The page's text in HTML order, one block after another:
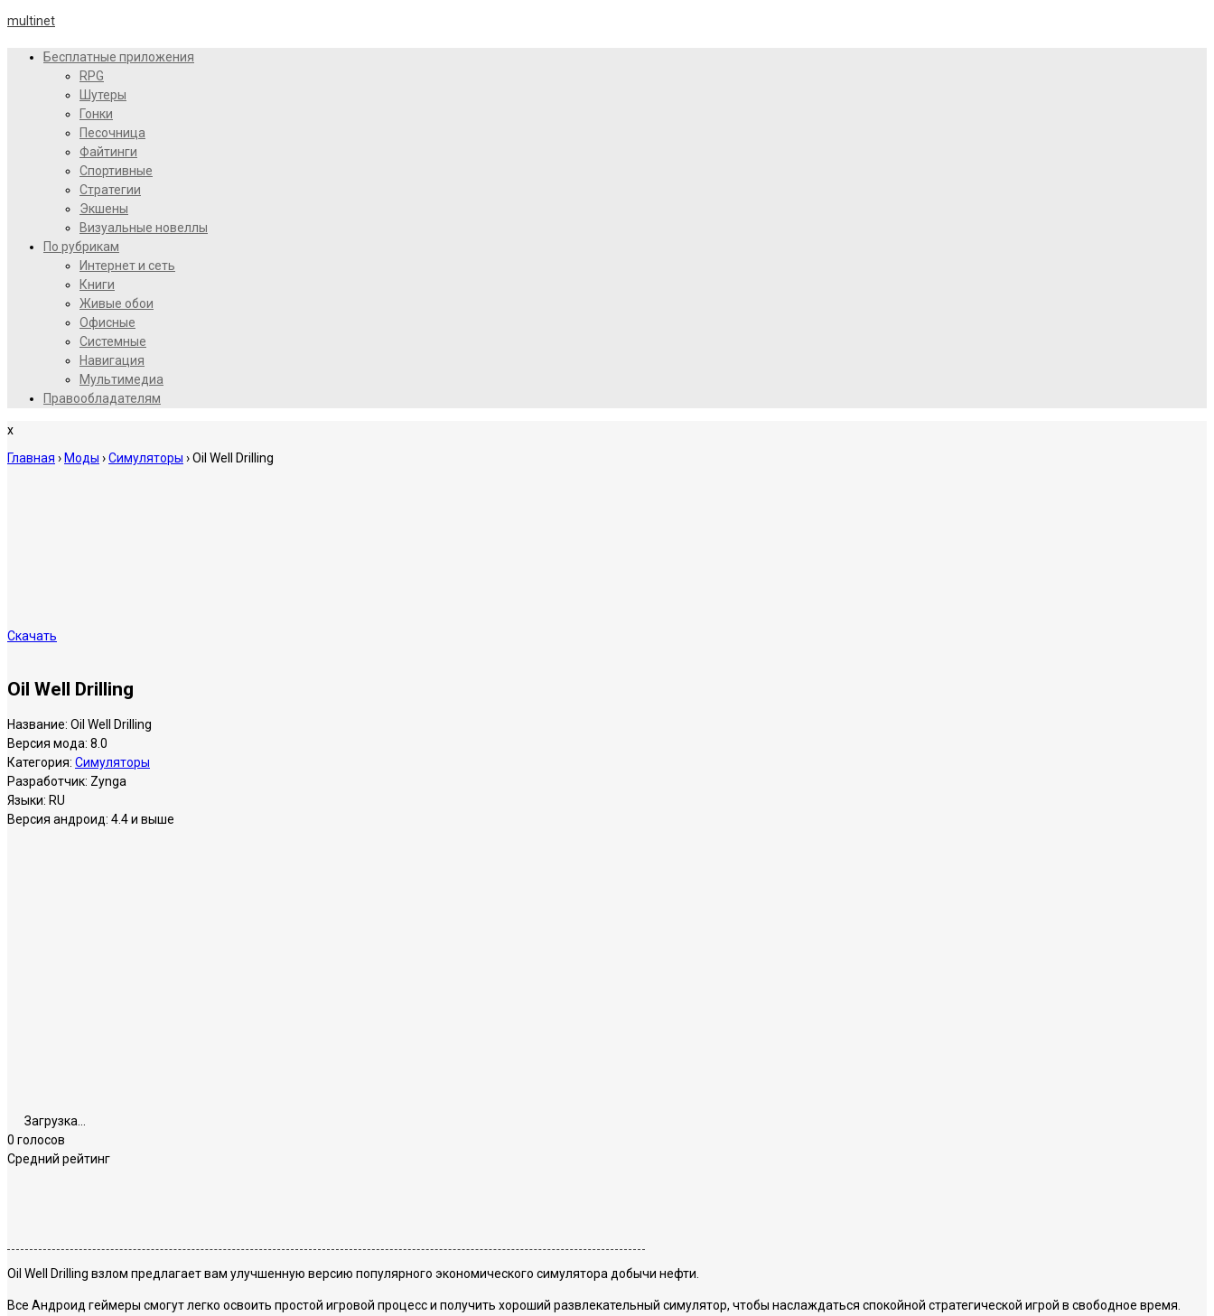
multinet
Бесплатные приложения
RPG
Шутеры
Гонки
Песочница
Файтинги
Спортивные
Стратегии
Экшены
Визуальные новеллы
По рубрикам
Интернет и сеть
Книги
Живые обои
Офисные
Системные
Навигация
Мультимедиа
Правообладателям
x
Главная › Моды ›Симуляторы ›Oil Well Drilling
Скачать
Oil Well Drilling
Название: Oil Well Drilling
Версия мода: 8.0
Категория: Симуляторы
Разработчик: Zynga
Языки: RU
Версия андроид: 4.4 и выше
Загрузка...
0 голосов
Средний рейтинг
Oil Well Drilling взлом предлагает вам улучшенную версию популярного экономического симулятора добычи нефти.
Все Андроид геймеры смогут легко освоить простой игровой процесс и получить хороший развлекательный симулятор, чтобы наслаждаться спокойной стратегической игрой в свободное время.